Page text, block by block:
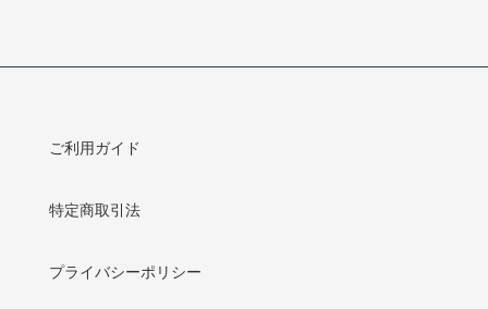
ご利用ガイド
特定商取引法
プライバシーポリシー